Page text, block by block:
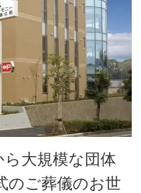
大規模な団体
のご葬儀のお世